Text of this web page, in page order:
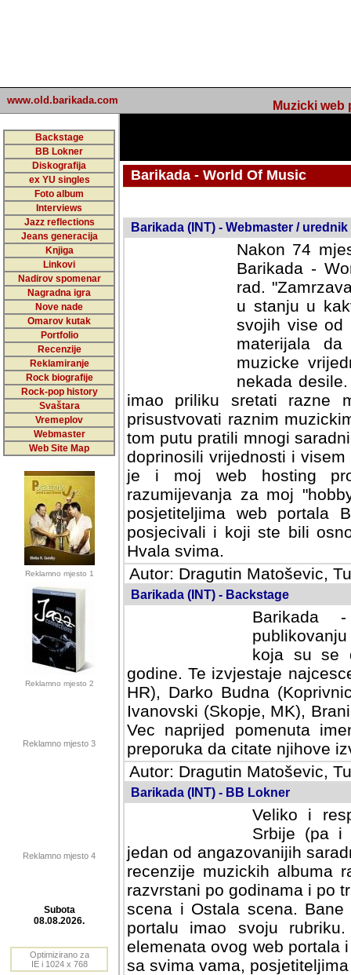
www.old.barikada.com Muzicki web
Backstage
BB Lokner
Diskografija
ex YU singles
Foto album
Interviews
Jazz reflections
Jeans generacija
Knjiga
Linkovi
Nadirov spomenar
Nagradna igra
Nove nade
Omarov kutak
Portfolio
Recenzije
Reklamiranje
Rock biografije
Rock-pop history
Svaštara
Vremeplov
Webmaster
Web Site Map
Reklamno mjesto 1
Reklamno mjesto 2
Reklamno mjesto 3
Reklamno mjesto 4
Barikada - World Of Music
Barikada (INT) - Webmaster / urednik
Nakon 74
Barikada -
rad.
u stanju u
svojih vise od
materijala
muzicke
nekada
imao priliku sretati razne
prisustvovati raznim
tom putu pratili mnogi
doprinosili vrijednosti i
je i moj web hosting
razumijevanja za moj
posjetiteljima web portala
posjecivali i koji ste bili
Hvala svima.
Autor: Dragutin Matoševic,
Barikada (INT) - Backstage
Barikada
koja su se
godine. Te izvjestaje
HR), Darko Budna
Ivanovski (Skopje, MK),
Vec naprijed pomenuta
preporuka da citate njihove
Autor: Dragutin Matoševic,
Barikada (INT) - BB Lokner
Veliko i
Srbije (pa i
jedan od angazovanijih
recenzije muzickih albuma
razvrstani po godinama i po
scena i Ostala scena.
portalu imao svoju
elemenata ovog web portala
sa svima vama,